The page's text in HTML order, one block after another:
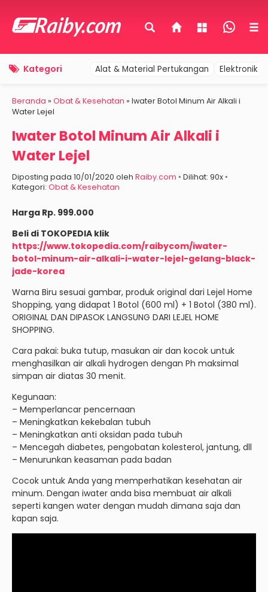
Kategori Alat & Material Pertukangan Elektronik
Beranda » Obat & Kesehatan » Iwater Botol Minum Air Alkali i
Water Lejel
Iwater Botol Minum Air Alkali i
Water Lejel
Diposting pada 10/01/2020 oleh Raiby.com ◦ Dilihat: 90x ◦
Kategori: Obat & Kesehatan
Harga Rp. 999.000
Beli di TOKOPEDIA klik
https://www.tokopedia.com/raibycom/iwater-
botol-minum-air-alkali-i-water-lejel-gelang-black-
jade-korea
Warna Biru sesuai gambar, produk original dari Lejel Home
Shopping, yang didapat 1 Botol (600 ml) + 1 Botol (380 ml).
ORIGINAL DAN DIPASOK LANGSUNG DARI LEJEL HOME
SHOPPING.
Cara pakai: buka tutup, masukan air dan kocok untuk
menghasilkan air alkali hydrogen dengan Ph maksimal
simpan air diatas 30 menit.
Kegunaan:
– Memperlancar pencernaan
– Meningkatkan kekebalan tubuh
– Meningkatkan anti oksidan pada tubuh
– Mencegah diabetes, pengobatan kolesterol, jantung, dll
– Menurunkan keasaman pada badan
Cocok untuk Anda yang memperhatikan kesehatan air
minum. Dengan iwater anda bisa membuat air alkali
seperti kangen water dengan mudah dimana saja dan
kapan saja.